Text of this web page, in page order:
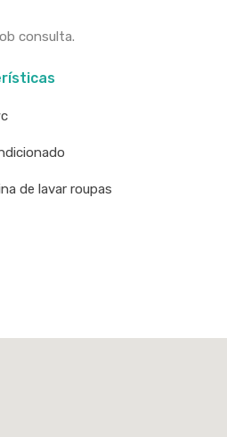
consulta.
de lavar roupas